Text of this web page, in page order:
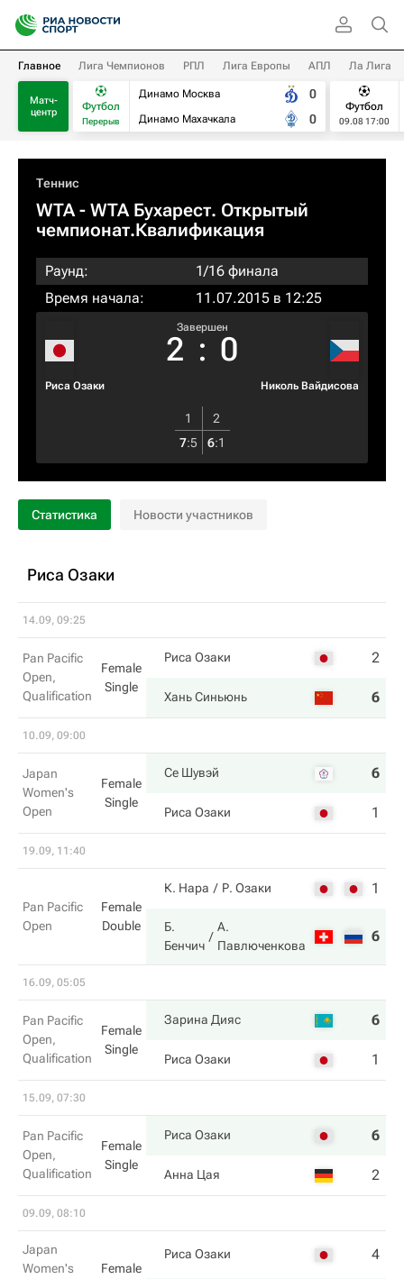
Главное Лига Чемпионов РПЛ Лига Европы АПЛ Ла Лига
Матч-
центр
Футбол
Перерыв
Динамо Москва
Динамо Махачкала
0
0
Футбол
09.08 17:00
Теннис
WTA- WTA Бухарест. Открытый
чемпионат.Квалификация
Раунд:
1/16 финала
Время начала:
11.07.2015 в 12:25
Риса Озаки
Завершен
2 : 0
Николь Вайдисова
1
2
7:5 6:1
Статистика Новости участников
Риса Озаки
14.09, 09:25
Pan Pacific
Open,
Qualification
Female
Single
Риса Озаки 2
Хань Синьюнь 6
10.09, 09:00
Japan
Women's
Open
Female
Single
Се Шувэй 6
Риса Озаки 1
19.09, 11:40
Pan Pacific
Open
Female
Double
К. Нара Р. Озаки 1
Б.
Бенчич
А.
Павлюченкова
6
16.09, 05:05
Pan Pacific
Open,
Qualification
Female
Single
Зарина Дияс 6
Риса Озаки 1
15.09, 07:30
Pan Pacific
Open,
Qualification
Female
Single
Риса Озаки 6
Анна Цая 2
09.09, 08:10
Japan
Women's
Female
Риса Озаки 4